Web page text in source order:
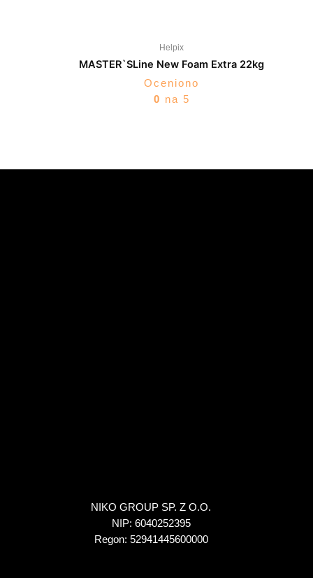
Helpix
MASTER`SLine New Foam Extra 22kg
Oceniono
0 na 5
NIKO GROUP SP. Z O.O.
NIP: 6040252395
Regon: 52941445600000